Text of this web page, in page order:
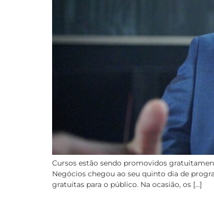
Cursos estão sendo promovidos
Negócios chegou ao seu quinto dia de
gratuitas para o público. Na ocasião, os […]